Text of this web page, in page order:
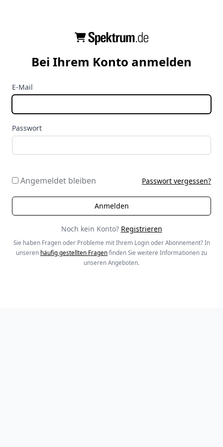
Bei Ihrem Konto anmelden
E-Mail
Passwort
Angemeldet bleiben Passwort vergessen?
Noch kein Konto? Registrieren
Sie haben Fragen oder Probleme mit Ihrem Login oder Abonnement? In
unseren häufig gestellten Fragen finden Sie weitere Informationen zu
unseren Angeboten.